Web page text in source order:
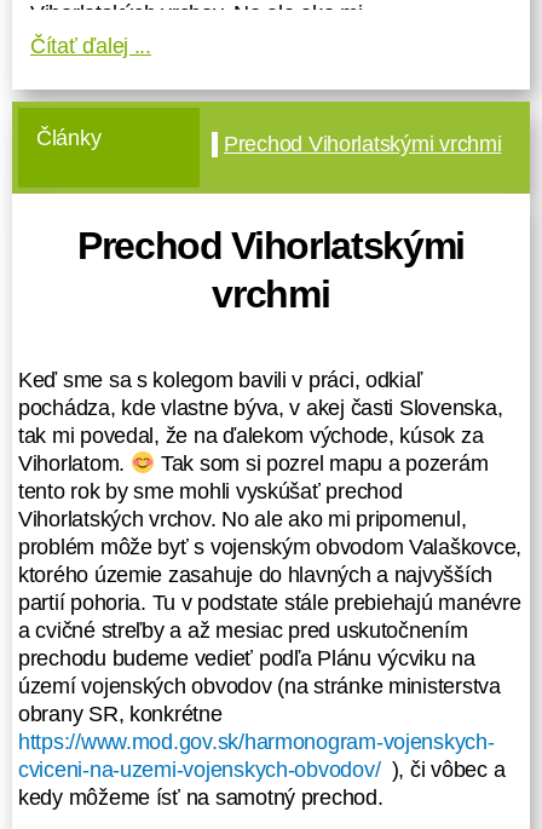
Vihorlatských vrchov. No ale ako mi
pripomenul, problém môže byť s
ktorého územie zasahuje do
hlavných a najvyšších partií pohoria.
Tu v podstate stále prebiehajú
prechodu budeme vedieť podľa
Plánu výcviku na území vojenských
obvodov (na stránke ministerstva
m-vojenskych-cviceni-na-uzemi-
vojenskych-obvodov/), či vôbec a
kedy môžeme ísť na samotný
prechod.
Keďže sa Vihorlatské pohorie
respektíve Vihorlatské vrchy
nachádzajú takmer na krajnom
východe na hraniciach s Ukrajinou
už pri plánovaní neľahkej logistiky
som rozmýšľal nad takým
rozšíreným variantom, že pôjdeme
autom a po ceste túto nemalú
vzdialenosť využijeme okrem
výstupu na Vihorlat, aj na návštevu
ďalších najvyšších vrchov a
vrcholčekov geomorfologických
Čítať ďalej ...
Články Prechod Vihorlatskými vrchmi
Prechod Vihorlatskými
vrchmi
Keď sme sa s kolegom bavili v práci, odkiaľ
pochádza, kde vlastne býva, v akej časti Slovenska,
tak mi povedal, že na ďalekom východe, kúsok za
Vihorlatom.
Tak som si pozrel mapu a pozerám
tento rok by sme mohli vyskúšať prechod
Vihorlatských vrchov. No ale ako mi pripomenul,
problém môže byť s vojenským obvodom Valaškovce,
ktorého územie zasahuje do hlavných a najvyšších
partií pohoria. Tu v podstate stále prebiehajú manévre
a cvičné streľby a až mesiac pred uskutočnením
prechodu budeme vedieť podľa Plánu výcviku na
území vojenských obvodov (na stránke ministerstva
obrany SR, konkrétne
https://www.mod.gov.sk/harmonogram-vojenskych-
cviceni-na-uzemi-vojenskych-obvodov/), či vôbec a
kedy môžeme ísť na samotný prechod.